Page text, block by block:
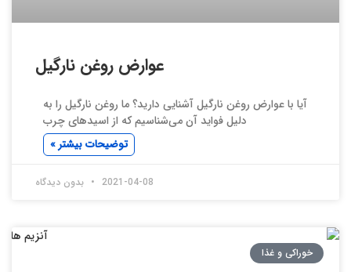
عوارض روغن نارگیل
آیا با عوارض روغن نارگیل آشنایی دارید؟ ما روغن نارگیل را به
دلیل فواید آن می‌شناسیم که از اسیدهای چرب
توضیحات بیشتر »
2021-04-08 بدون دیدگاه
خوراکی و غذا